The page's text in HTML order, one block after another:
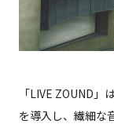
「LIVE ZOUND
を導入し、繊細な